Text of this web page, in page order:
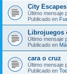
City
Último mensaje
Publicado en
Librojuegos
Último mensaje
Publicado en
cara o cruz
Último mensaje
Publicado en